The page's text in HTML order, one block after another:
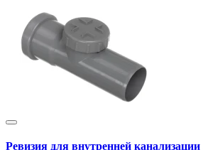
Ревизия для внутренней